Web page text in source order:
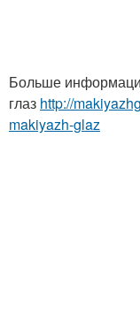
Больше
глаз http://
makiyazh-glaz